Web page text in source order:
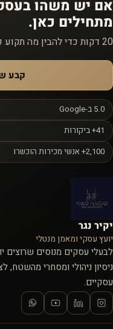
אם יש משהו
מתחילים כאן.
20 דקות כדי להבין מה תקוע כרגע והאם נכון להמשיך יחד.
קבע
5.0 ב-Google
41+ ביקורות
2,100+ אנשי מכירות הוכשרו
יקיר נגר
יועץ עסקי ומאמן מנטלי
לבעלי עסקים מנוסים שרוצים
ניסיון ניהולי ומסחרי מהשטח,
עסקיים.